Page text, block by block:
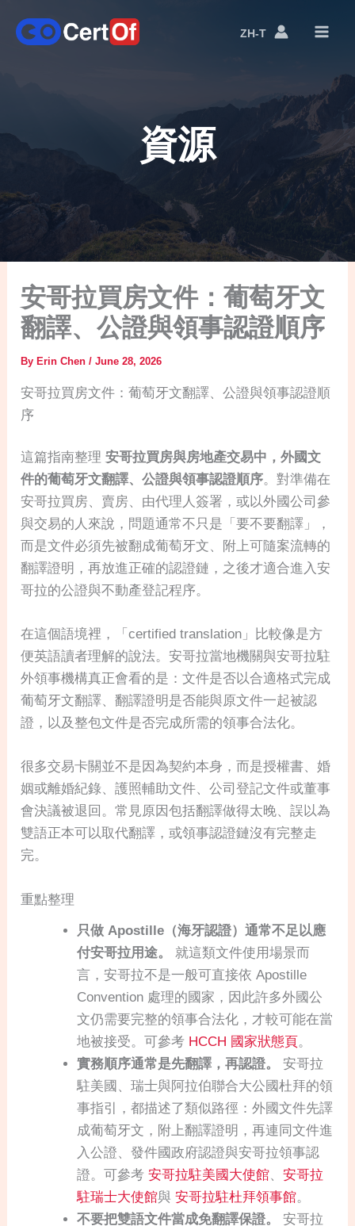
ZH-T
語
資源
安哥拉買房文件：葡萄牙文
翻譯、公證與領事認證順序
ByErin Chen/June 28, 2026
安哥拉買房文件：葡萄牙文翻譯、公證與領事認證順
序
這篇指南整理安哥拉買房與房地產交易中，外國文
件的葡萄牙文翻譯、公證與領事認證順序。對準備在
安哥拉買房、賣房、由代理人簽署，或以外國公司參
與交易的人來說，問題通常不只是「要不要翻譯」，
而是文件必須先被翻成葡萄牙文、附上可隨案流轉的
翻譯證明，再放進正確的認證鏈，之後才適合進入安
哥拉的公證與不動產登記程序。
在這個語境裡，「certified translation」比較像是方
便英語讀者理解的說法。安哥拉當地機關與安哥拉駐
外領事機構真正會看的是：文件是否以合適格式完成
葡萄牙文翻譯、翻譯證明是否能與原文件一起被認
證，以及整包文件是否完成所需的領事合法化。
很多交易卡關並不是因為契約本身，而是授權書、婚
姻或離婚紀錄、護照輔助文件、公司登記文件或董事
會決議被退回。常見原因包括翻譯做得太晚、誤以為
雙語正本可以取代翻譯，或領事認證鏈沒有完整走
完。
重點整理
只做 Apostille（海牙認證）通常不足以應
付安哥拉用途。
就這類文件使用場景而
言，安哥拉不是一般可直接依 Apostille
Convention 處理的國家，因此許多外國公
文仍需要完整的領事合法化，才較可能在當
地被接受。可參考 HCCH 國家狀態頁 。
實務順序通常是先翻譯，再認證。
安哥拉
駐美國、瑞士與阿拉伯聯合大公國杜拜的領
事指引，都描述了類似路徑：外國文件先譯
成葡萄牙文，附上翻譯證明，再連同文件進
入公證、發件國政府認證與安哥拉領事認
證。可參考安哥拉駐美國大使館、安哥拉
駐瑞士大使館與安哥拉駐杜拜領事館。
不要把雙語文件當成免翻譯保證。
安哥拉